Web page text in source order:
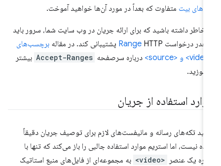
بیت متفاوت که بعداً در مورد آن‌ها خواهید آموخت.
خاطر داشته باشید که برای ارائه جریان در وب سایت شما، سرور باید
هدر درخواست
RangeHTTP پشتیبانی کند. در مقاله
برچسب‌های
درباره سرصفحه Accept-Ranges بیشتر
استفاده از جریان
تکه‌های رسانه و مانیفست‌های لازم برای توصیف جریان دقیقاً
نیست، اما استریم موارد استفاده جالبی را باز می‌کند که تنها با
یک عنصر <video>
به مجموعه‌ای از فایل‌های منبع استاتیک